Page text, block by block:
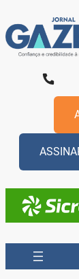
para
o
conteúdo